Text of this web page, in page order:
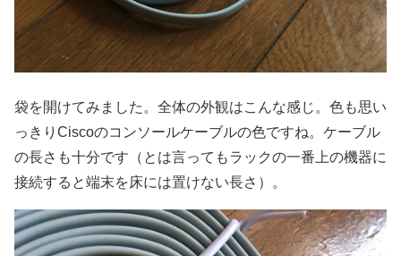
袋を開けてみました。全体の外観はこんな感じ。色も思い
っきりCiscoのコンソールケーブルの色ですね。ケーブル
の長さも十分です（とは言ってもラックの一番上の機器に
接続すると端末を床には置けない長さ）。